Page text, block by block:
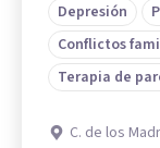
Depresión
Conflictos
Terapia de
C. de los